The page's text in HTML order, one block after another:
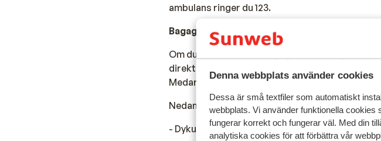
Denna webbplats använder cookies
Dessa är små textfiler som automatiskt
webbplats. Vi använder funktionella
fungerar korrekt och fungerar väl. Med din
analytiska cookies för att förbättra vår
ambulans ringer du 123.
Bagage:
Om du tar med annat bagage kan du ange detta
direkt kommer du att bli kontaktad av en
Medarbetaren kommer att gå igenom
Nedan finns en liten lista över ovanligt bagage
- Dykutrustning